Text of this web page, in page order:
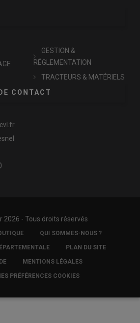
GESTION &
RÉGLEMENTATION
TRACTEURS & MATÉRIELS
CONTACT
2026 - Tous droits réservés
QUI SOMMES-NOUS ?
PLAN DU SITE
MENTIONS LÉGALES
PRÉFÉRENCES COOKIES